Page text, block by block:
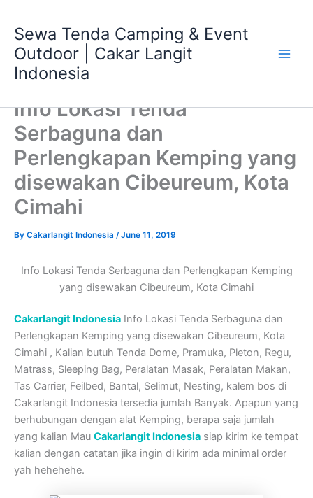
content
Sewa Tenda Camping & Event
Outdoor | Cakar Langit
Indonesia
Info Lokasi Tenda
Serbaguna dan
Perlengkapan Kemping yang
disewakan Cibeureum, Kota
Cimahi
By Cakarlangit Indonesia /June 11, 2019
Info Lokasi Tenda Serbaguna dan Perlengkapan Kemping
yang disewakan Cibeureum, Kota Cimahi
Cakarlangit Indonesia Info Lokasi Tenda Serbaguna dan
Perlengkapan Kemping yang disewakan Cibeureum, Kota
Cimahi , Kalian butuh Tenda Dome, Pramuka, Pleton, Regu,
Matrass, Sleeping Bag, Peralatan Masak, Peralatan Makan,
Tas Carrier, Feilbed, Bantal, Selimut, Nesting, kalem bos di
Cakarlangit Indonesia tersedia jumlah Banyak. Apapun yang
berhubungan dengan alat Kemping, berapa saja jumlah
yang kalian Mau Cakarlangit Indonesia siap kirim ke tempat
kalian dengan catatan jika ingin di kirim ada minimal order
yah hehehehe.